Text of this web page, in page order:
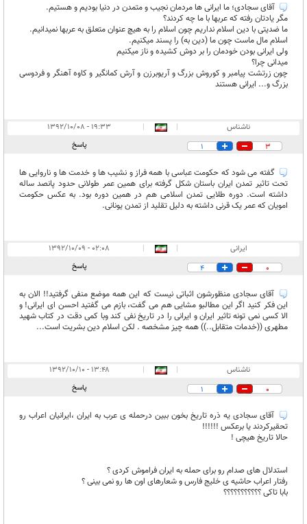
آقای سجادی؛ ما ایرانی ها مردمان نجیب و متمدن در دنیا بودیم و هستیم.
مگر یادتان رفته که عربها با ما چه کردند؟
ما ضدیتی با دین اسلام نداریم چون اسلام را به هیچ عنوان متعلق به عربها نمیدانیم.
اسلام مال ماست چون ما (دین به) را پسند میکنیم.
ولی ایرانی بودن خودمان را بر دوش کشیده و ناز میکنیم
میدانی چرا؟
چون زرتشت پیامبر و کوروش بزرگ و آریوبرزن و آرش کمانگیر و کاوه آهنگر و فردوسی
بزرگ و... ایرانی هستند
ناشناس |
|
۱۹:۳۳ - ۱۳۹۲/۱۰/۰۸
3
1 پاسخ
گفته می شود که حکومت عباسی با همه فراز و نشیب ها و خدمت ها و ناروایی ها
تحت تاثیر تمدن ایران باستان شکل گرفته برای همین عمر طولانی حدود پانصد ساله
داشته است. دوره طلایی تمدن اسلامی هم در همین دوره بود. به عکس حکومت
امویان که عمر یک قرنی داشته به دلیل تقلید از تمدن یونانی.
ایرانی |
|
۰۲:۰۸ - ۱۳۹۲/۱۰/۰۹
0
4 پاسخ
آقای سجادی منظورشون اثباتی نیست که این همه موضع منفی گرفتید!! الان به
این فکر کنید اگر این مطالبو مشایی هم می گفت، بازم می گفتید احسن ای ایرانی! و
الا کسی نمی تونه تاثیر ایران و ایرانی را در تاریخ نفی کند وبا کمی دقت در کتاب شهید
مطهری ((خدمات متقابل..)) همه چیز مشخصه . لکن اسلام دین بشریت است...
ناشناس |
|
۱۳:۴۸ - ۱۳۹۲/۱۰/۱۰
0
1 پاسخ
آقای سجادی یه ذره تاریخ بخون ببین درحمله ی عرب به ایران ،ایرانیان اعراب رو
تحقیرکردند یا برعکس !!!!!!
حالا تاریخ هیچی !
استدلال های صدام رو برای حمله به ایران فراموش کردی ؟
رفتار اعراب حاشیه ی خلیج فارس و شعارهای اون ها رو نمی بینی ؟
بابا تاکی ؟؟؟؟؟؟؟؟؟؟؟